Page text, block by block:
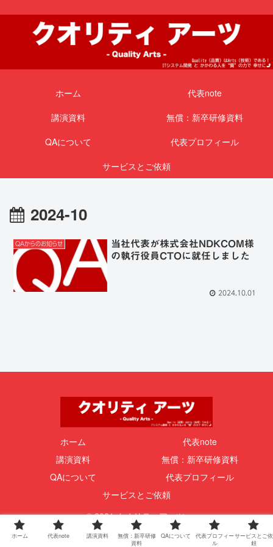
ホーム
代表note
講演資料
無償：新卒研修資料
QAについて
代表プロフィール
サービスとご依頼
2024-10
QAからのお知らせ
当社代表が株式会社NDKCOM様
の執行役員CTOに就任しました
2024.10.01
ホーム
代表note
講演資料
無償：新卒研修資料
QAについて
代表プロフィール
サービスとご依頼
© 2021 クオリティアーツ.
ホーム 代表note 講演資料
無償：新卒研修
資料
QAについて
代表プロフィー
ル
サービスとご依
頼